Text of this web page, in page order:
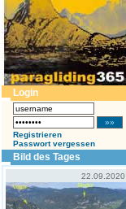
Login
Registrieren
Passwort vergessen
Bild des Tages
22.09.2020